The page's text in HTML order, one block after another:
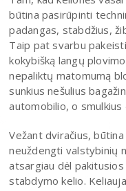
būtina pasirūpinti
padangas, stabdžius,
Taip pat svarbu
kokybišką langų
nepaliktų matomumą
sunkius nešulius
automobilio, o
Vežant dviračius,
neuždengti valstybinių
atsargiau dėl
stabdymo kelio.